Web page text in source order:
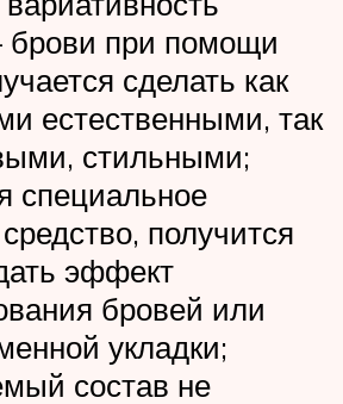
брови при помощи
сделать как
естественными, так
стильными;
специальное
получится
эффект
бровей или
укладки;
состав не